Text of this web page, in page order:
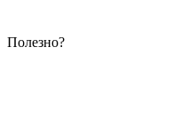
Полезно?